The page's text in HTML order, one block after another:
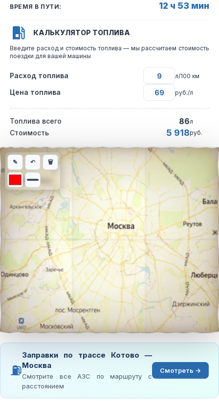
ВРЕМЯ В ПУТИ: 12 ч 53 мин
КАЛЬКУЛЯТОР ТОПЛИВА
Введите расход и стоимость топлива — мы рассчитаем стоимость
поездки для вашей машины
Расход топлива л/100 км
Цена топлива руб./л
Топлива всего 86л
Стоимость 5 918руб.
Интерактивная карта автомобильного маршрута из города
✎ ↶ 🗑
⛽
Заправки по трассе Котово —
Москва
Смотрите все АЗС по маршруту с
расстоянием
Смотреть →